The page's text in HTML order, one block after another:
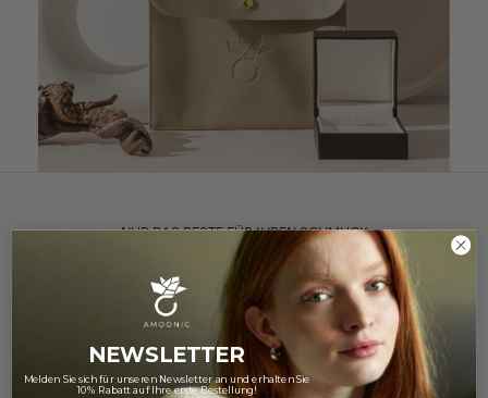
NUR DAS BESTE FÜR IHREN SCHMUCK
Pflegetipps
Schöne Dinge benötigen Pflege - so auch unser geliebter
Schmuck.
NEWSLETTER
Melden Sie sich für unseren Newsletter an und erhalten Sie
10% Rabatt auf Ihre erste Bestellung!